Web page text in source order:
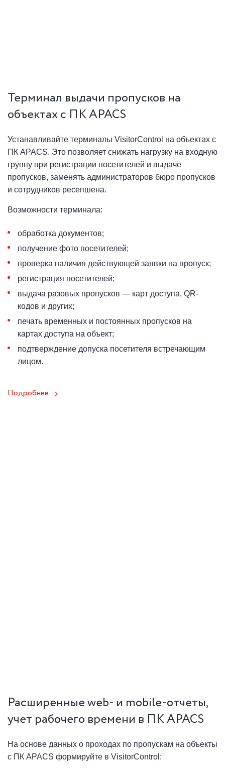
Терминал выдачи пропусков на
объектах с ПК APACS
Устанавливайте терминалы VisitorControl на объектах с
ПК APACS. Это позволяет снижать нагрузку на входную
группу при регистрации посетителей и выдаче
пропусков, заменять администраторов бюро пропусков
и сотрудников ресепшена.
Возможности терминала:
обработка документов;
получение фото посетителей;
проверка наличия действующей заявки на пропуск;
регистрация посетителей;
выдача разовых пропусков — карт доступа, QR-
кодов и других;
печать временных и постоянных пропусков на
картах доступа на объект;
подтверждение допуска посетителя встречающим
лицом.
Подробнее
Расширенные web- и mobile-отчеты,
учет рабочего времени в ПК APACS
На основе данных о проходах по пропускам на объекты
с ПК APACS формируйте в VisitorControl: